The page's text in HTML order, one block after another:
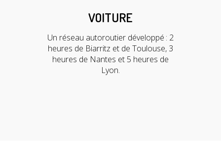
VOITURE
Un réseau autoroutier développé : 2
heures de Biarritz et de Toulouse, 3
heures de Nantes et 5 heures de
Lyon.